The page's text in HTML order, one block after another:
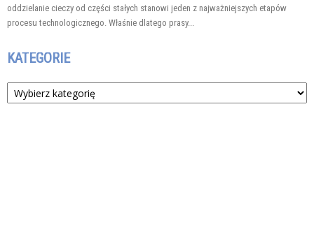
oddzielanie cieczy od części stałych stanowi jeden z najważniejszych etapów
procesu technologicznego. Właśnie dlatego prasy...
KATEGORIE
Kategorie